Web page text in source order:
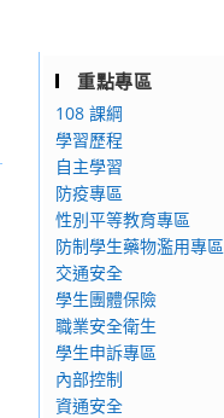
重點專區
108 課綱
學習歷程
自主學習
防疫專區
性別平等教育專區
防制學生藥物濫用專區
交通安全
學生團體保險
職業安全衛生
學生申訴專區
內部控制
資通安全